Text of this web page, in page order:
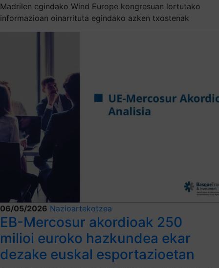
Madrilen egindako Wind Europe kongresuan lortutako
informazioan oinarrituta egindako azken txostenak
06/05/2026 Nazioartekotzea
EB-Mercosur akordioak 250
milioi euroko hazkundea ekar
dezake euskal esportazioetan